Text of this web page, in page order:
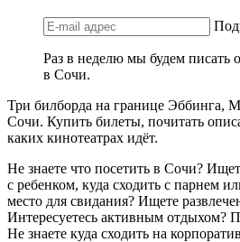
Раз в неделю мы будем писать
в Сочи.
Три билборда на границе Эббинга,
Сочи. Купить билеты, почитать
каких кинотеатрах идёт.
Не знаете что посетить в Сочи?
с ребенком, куда сходить с парнем
место для свидания? Ищете
Интересуетесь активным отдыхом?
Не знаете куда сходить на